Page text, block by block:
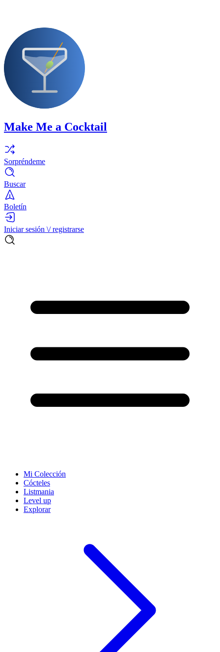
Make Me a Cocktail
Sorpréndeme
Buscar
Boletín
Iniciar sesión \/ registrarse
Mi Colección
Cócteles
Listmania
Level up
Explorar